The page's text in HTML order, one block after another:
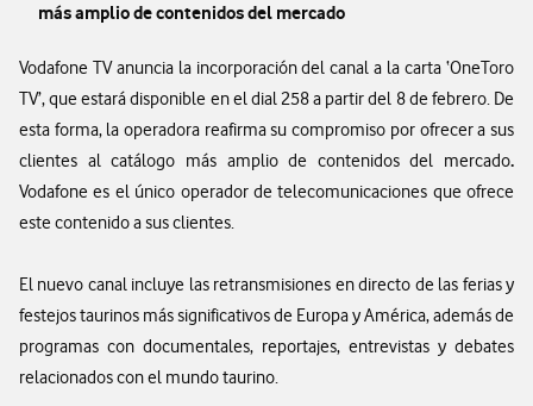
más amplio de contenidos del mercado
Vodafone TV anuncia la incorporación del canal a la carta ‘OneToro
TV’, que estará disponible en el dial 258 a partir del 8 de febrero. De
esta forma, la operadora reafirma su compromiso por ofrecer a sus
clientes al catálogo más amplio de contenidos del mercado.
Vodafone es el único operador de telecomunicaciones que ofrece
este contenido a sus clientes.
El nuevo canal incluye las retransmisiones en directo de las ferias y
festejos taurinos más significativos de Europa y América, además de
programas con documentales, reportajes, entrevistas y debates
relacionados con el mundo taurino.